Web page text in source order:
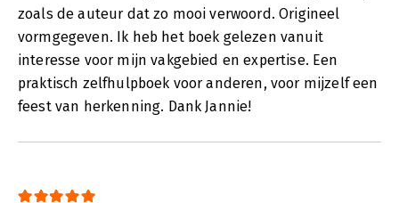
zoals de auteur dat zo mooi verwoord. Origineel
vormgegeven. Ik heb het boek gelezen vanuit
interesse voor mijn vakgebied en expertise. Een
praktisch zelfhulpboek voor anderen, voor mijzelf een
feest van herkenning. Dank Jannie!